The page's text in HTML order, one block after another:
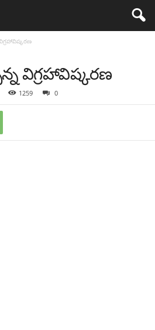
విగ్రహావిష్కరణ
1259 0